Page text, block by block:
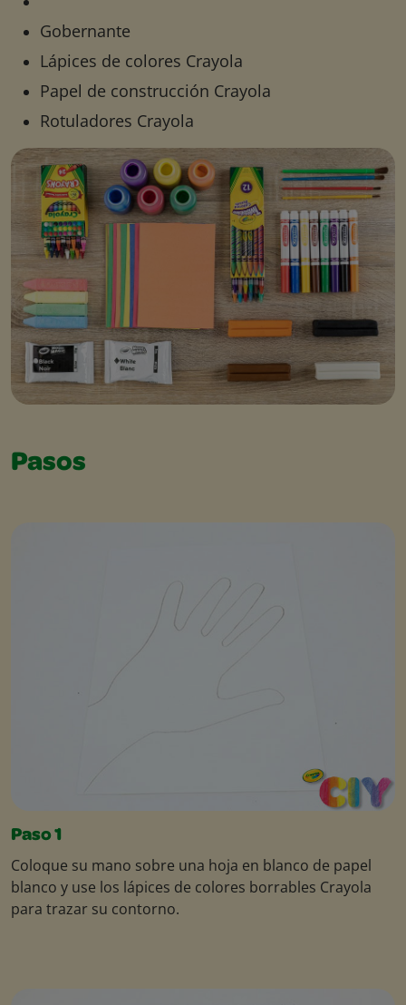
Gobernante
Lápices de colores Crayola
Papel de construcción Crayola
Rotuladores Crayola
Pasos
Paso 1
Coloque su mano sobre una hoja en blanco de papel
blanco y use los lápices de colores borrables Crayola
para trazar su contorno.